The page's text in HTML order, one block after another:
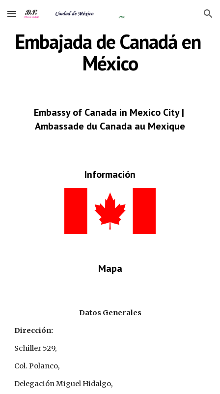
Skip to main content Skip to navigation
Embajada de Canadá en
México
Embassy of Canada in Mexico City |
Ambassade du Canada au Mexique
Información
Mapa
Datos Generales
Dirección:
Schiller 529,
Col. Polanco,
Delegación Miguel Hidalgo,